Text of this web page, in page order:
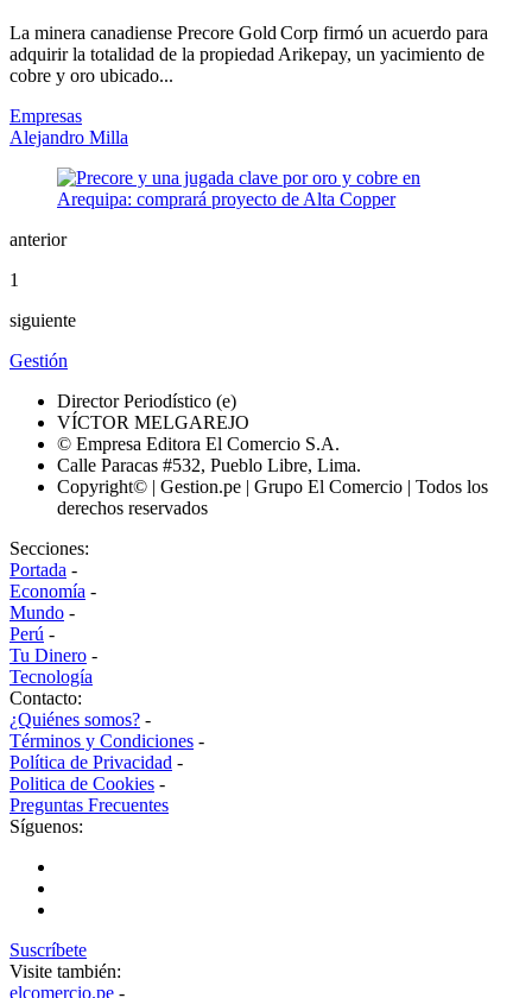
La minera canadiense Precore Gold Corp firmó un acuerdo para
adquirir la totalidad de la propiedad Arikepay, un yacimiento de
cobre y oro ubicado...
Empresas
Alejandro Milla
anterior
1
siguiente
Gestión
Director Periodístico (e)
VÍCTOR MELGAREJO
© Empresa Editora El Comercio S.A.
Calle Paracas #532, Pueblo Libre, Lima.
Copyright© | Gestion.pe | Grupo El Comercio | Todos los
derechos reservados
Secciones:
Portada -
Economía -
Mundo -
Perú -
Tu Dinero -
Tecnología
Contacto:
¿Quiénes somos? -
Términos y Condiciones -
Política de Privacidad -
Politica de Cookies -
Preguntas Frecuentes
Síguenos:
Suscríbete
Visite también:
elcomercio.pe -